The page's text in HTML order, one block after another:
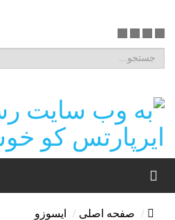
صفحه اصلی ایسوزو